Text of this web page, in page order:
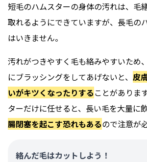
短毛のハムスターの身体の汚れは、毛
取れるようにできていますが、長毛の
はいきません。
汚れがつきやすく毛も絡みやすいため
にブラッシングをしてあげないと、 皮
いがキツくなったりすることがありま
ターだけに任せると、長い毛を大量に
腸閉塞を起こす恐れもあるので注意が
絡んだ毛はカットしよう！